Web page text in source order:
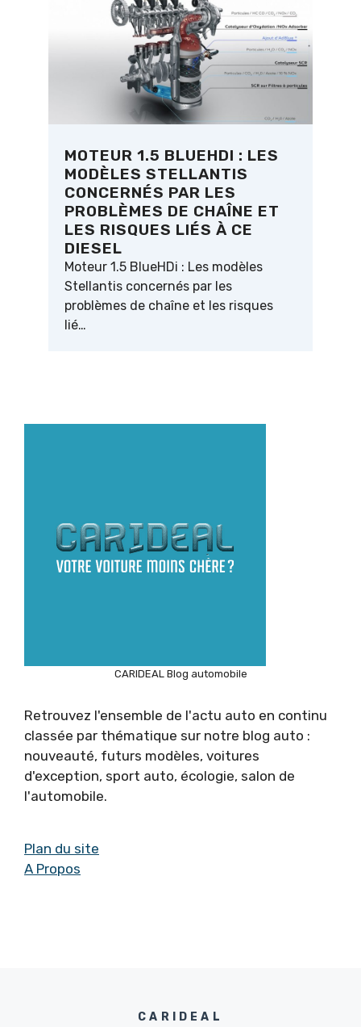
MOTEUR 1.5 BLUEHDI : LES
MODÈLES STELLANTIS
CONCERNÉS PAR LES
PROBLÈMES DE CHAÎNE ET
LES RISQUES LIÉS À CE
DIESEL
Moteur 1.5 BlueHDi : Les modèles
Stellantis concernés par les
problèmes de chaîne et les risques
lié…
CARIDEAL Blog automobile
Retrouvez l'ensemble de l'actu auto en continu
classée par thématique sur notre blog auto :
nouveauté, futurs modèles, voitures
d'exception, sport auto, écologie, salon de
l'automobile.
Plan du site
A Propos
CARIDEAL